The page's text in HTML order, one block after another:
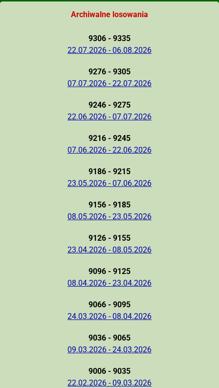
Archiwalne losowania
9306 - 9335
22.07.2026 - 06.08.2026
9276 - 9305
07.07.2026 - 22.07.2026
9246 - 9275
22.06.2026 - 07.07.2026
9216 - 9245
07.06.2026 - 22.06.2026
9186 - 9215
23.05.2026 - 07.06.2026
9156 - 9185
08.05.2026 - 23.05.2026
9126 - 9155
23.04.2026 - 08.05.2026
9096 - 9125
08.04.2026 - 23.04.2026
9066 - 9095
24.03.2026 - 08.04.2026
9036 - 9065
09.03.2026 - 24.03.2026
9006 - 9035
22.02.2026 - 09.03.2026